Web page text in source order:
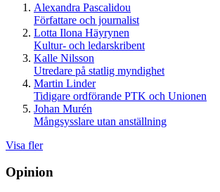
Alexandra Pascalidou
Författare och journalist
Lotta Ilona Häyrynen
Kultur- och ledarskribent
Kalle Nilsson
Utredare på statlig myndighet
Martin Linder
Tidigare ordförande PTK och Unionen
Johan Murén
Mångsysslare utan anställning
Visa fler
Opinion